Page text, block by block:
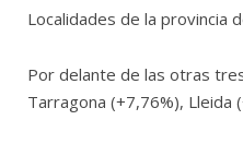
Localidades de la provincia
Por delante de las otras
Tarragona (+7,76%), Lleida